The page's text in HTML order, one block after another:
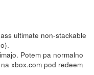
ultimate non-stackable
Potem pa normalno
xbox.com pod redeem